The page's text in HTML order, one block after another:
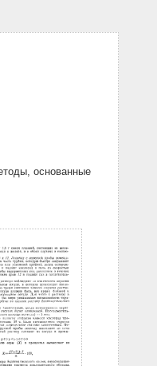
основанные